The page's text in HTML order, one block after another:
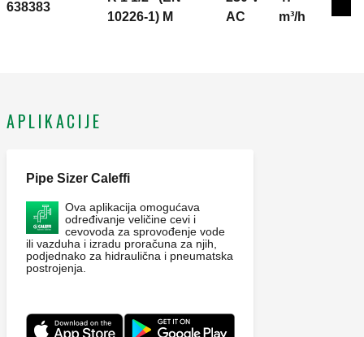
(230 V): 6 (2) A. Kv: 24,7 m³/h. Vreme rada: 50 s
638383
10226-1) M
AC
m³/h
APLIKACIJE
Pipe Sizer Caleffi
Ova aplikacija omogućava
određivanje veličine cevi i
cevovoda za sprovođenje vode
ili vazduha i izradu proračuna za njih,
podjednako za hidraulična i pneumatska
postrojenja.